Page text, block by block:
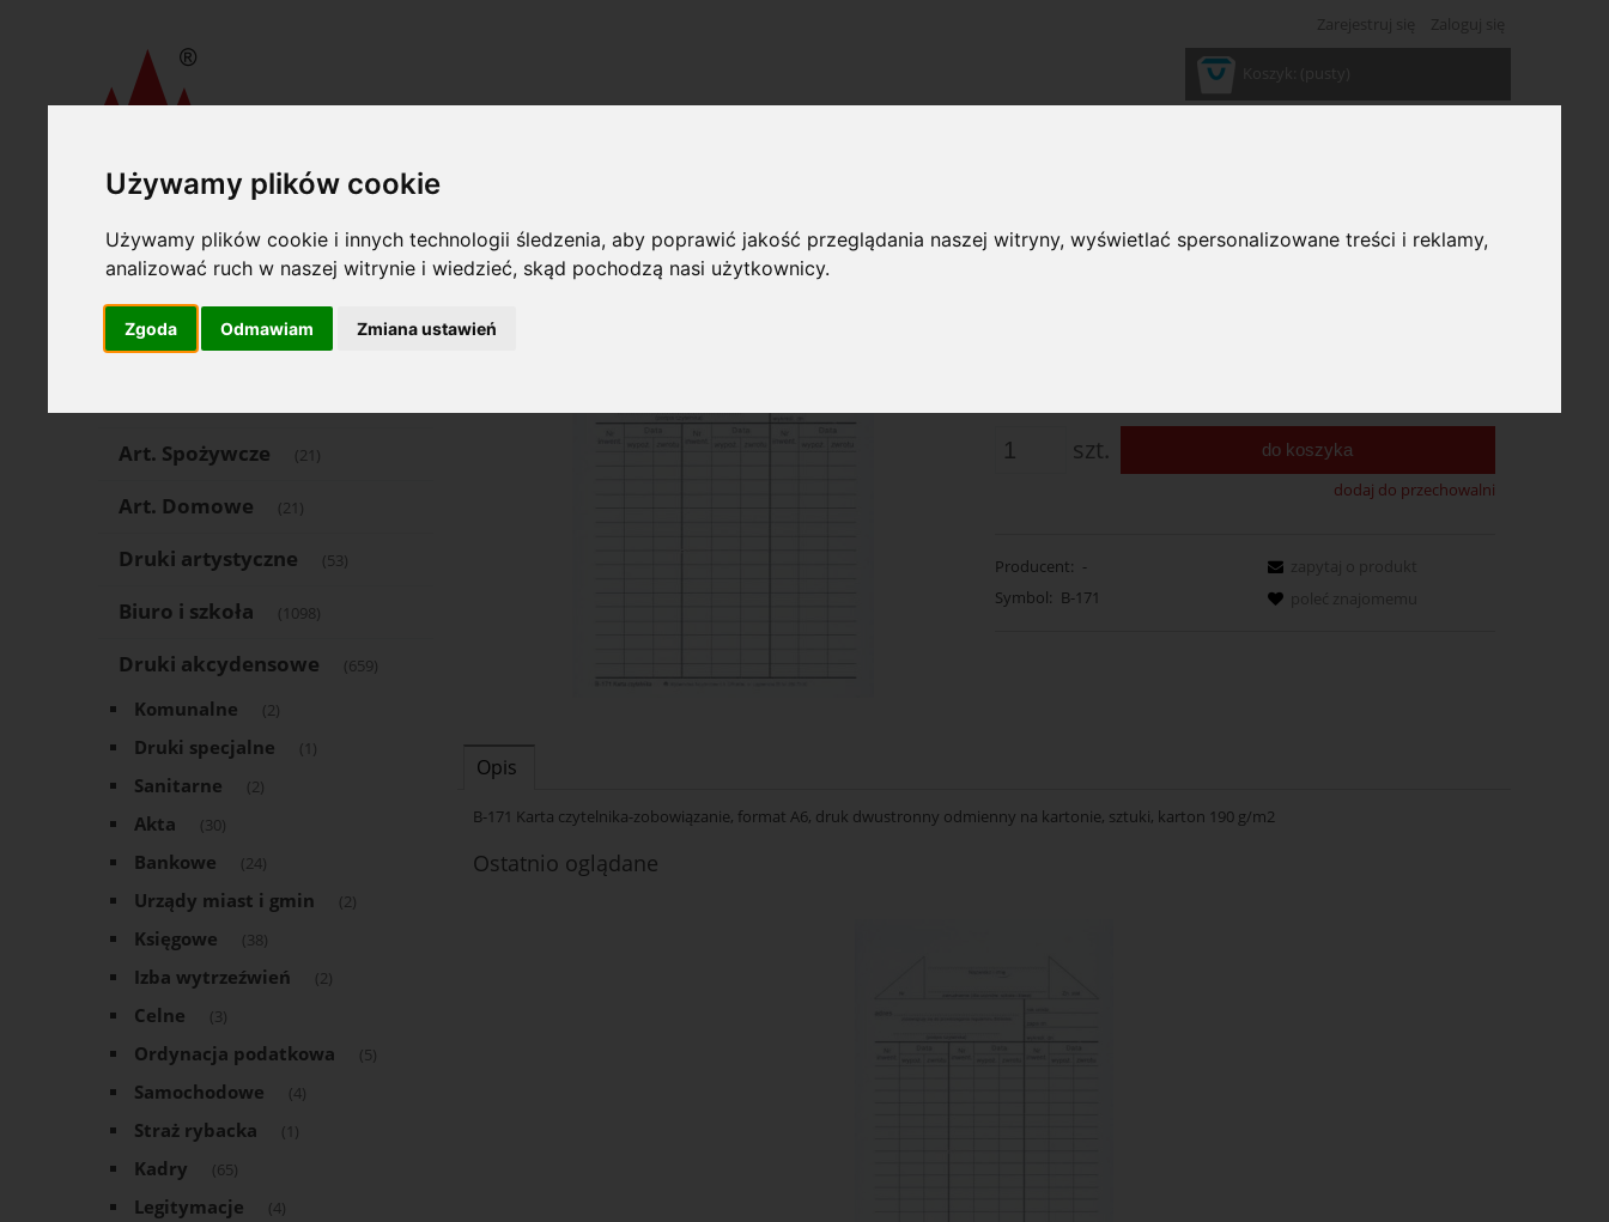
Używamy plików cookie
Używamy plików cookie i innych technologii śledzenia, aby poprawić jakość przeglądania naszej witryny, wyświetlać spersonalizowane treści i reklamy,
analizować ruch w naszej witrynie i wiedzieć, skąd pochodzą nasi użytkownicy.
Zgoda Odmawiam Zmiana ustawień
Wydawnictwa Akcydensowe S. A. Druki akcydensowe
Oferta
Art. Papiernicze (553)
Art. Spożywcze (21)
Art. Domowe (21)
Druki artystyczne (53)
Biuro i szkoła (1098)
Druki akcydensowe (659)
Komunalne (2)
Druki specjalne (1)
Sanitarne (2)
Akta (30)
Bankowe (24)
Urządy miast i gmin (2)
Księgowe (38)
Izba wytrzeźwień (2)
Celne (3)
Ordynacja podatkowa (5)
Samochodowe (4)
Straż rybacka (1)
Kadry (65)
Legitymacje (4)
B-171 Karta czytelnika-zobowiązanie
szt. do koszyka
dodaj do przechowalni
Producent: -
Symbol: B-171
Opis
B-171 Karta czytelnika-zobowiązanie, format A6, druk dwustronny odmienny na kartonie, sztuki, karton 190 g/m2
Ostatnio oglądane